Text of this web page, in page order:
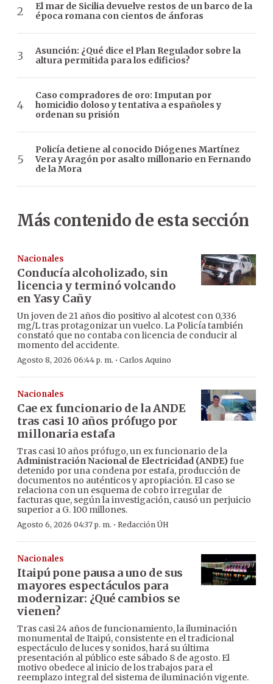
El mar de Sicilia devuelve restos de un barco de la
época romana con cientos de ánforas
Asunción: ¿Qué dice el Plan Regulador sobre la
altura permitida para los edificios?
Caso compradores de oro: Imputan por
homicidio doloso y tentativa a españoles y
ordenan su prisión
Policía detiene al conocido Diógenes Martínez
Vera y Aragón por asalto millonario en Fernando
de la Mora
Más contenido de esta sección
Nacionales
Conducía alcoholizado, sin
licencia y terminó volcando
en Yasy Cañy
Un joven de 21 años dio positivo al alcotest con 0,336
mg/L tras protagonizar un vuelco. La Policía también
constató que no contaba con licencia de conducir al
momento del accidente.
Agosto 8, 2026 06:44 p. m. · Carlos Aquino
Nacionales
Cae ex funcionario de la ANDE
tras casi 10 años prófugo por
millonaria estafa
Tras casi 10 años prófugo, un ex funcionario de la
Administración Nacional de Electricidad (ANDE)fue
detenido por una condena por estafa, producción de
documentos no auténticos y apropiación. El caso se
relaciona con un esquema de cobro irregular de
facturas que, según la investigación, causó un perjuicio
superior a G. 100 millones.
Agosto 6, 2026 04:37 p. m. · Redacción ÚH
Nacionales
Itaipú pone pausa a uno de sus
mayores espectáculos para
modernizar: ¿Qué cambios se
vienen?
Tras casi 24 años de funcionamiento, la iluminación
monumental de Itaipú, consistente en el tradicional
espectáculo de luces y sonidos, hará su última
presentación al público este sábado 8 de agosto. El
motivo obedece al inicio de los trabajos para el
reemplazo integral del sistema de iluminación vigente.